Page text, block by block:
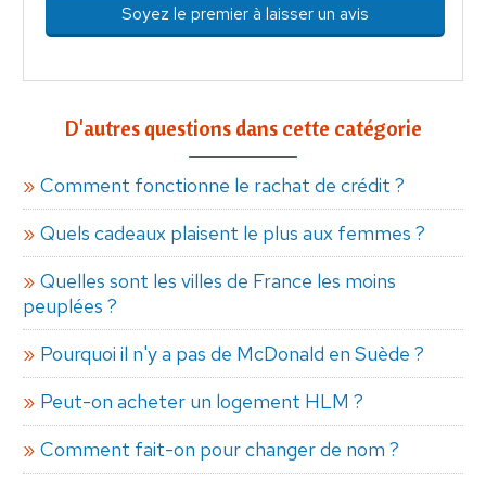
Soyez le premier à laisser un avis
D'autres questions dans cette catégorie
Comment fonctionne le rachat de crédit ?
Quels cadeaux plaisent le plus aux femmes ?
Quelles sont les villes de France les moins
peuplées ?
Pourquoi il n'y a pas de McDonald en Suède ?
Peut-on acheter un logement HLM ?
Comment fait-on pour changer de nom ?